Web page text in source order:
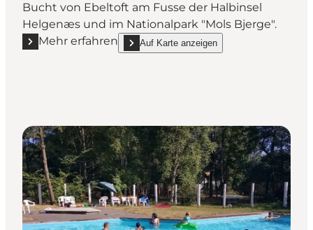
Bucht von Ebeltoft am Fusse der Halbinsel
Helgenæs und im Nationalpark "Mols Bjerge".
Mehr erfahren
Mehr erfahren "Sølystgård Strand Camping"
Auf Karte anzeigen
show Sølystgård Strand Camping on_map